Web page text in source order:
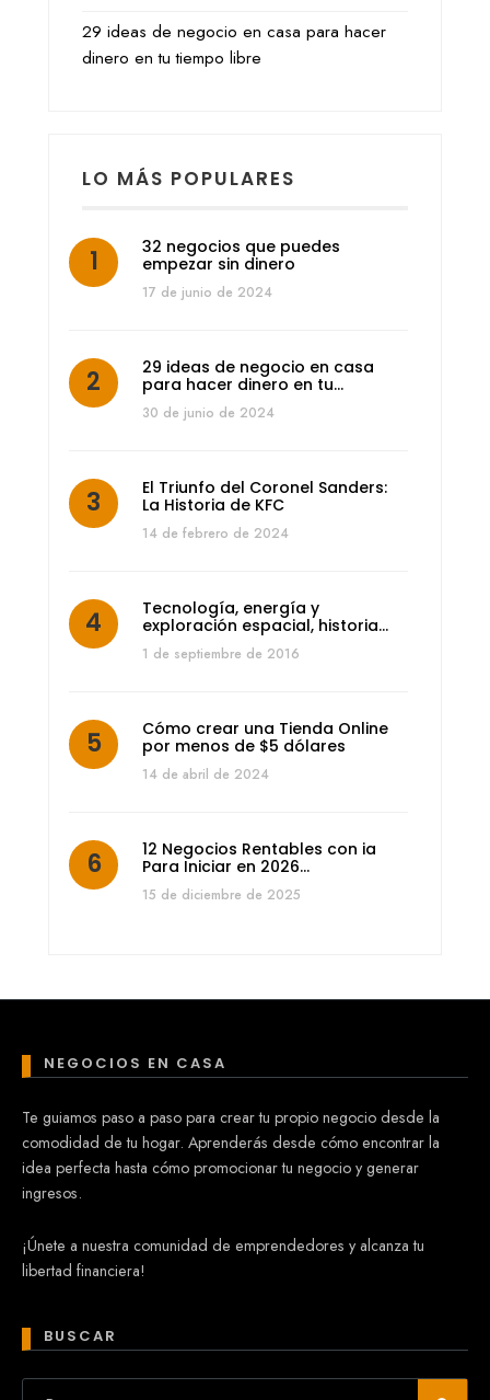
29 ideas de negocio en casa para hacer
dinero en tu tiempo libre
LO MÁS POPULARES
32 negocios que puedes
empezar sin dinero
17 de junio de 2024
29 ideas de negocio en casa
para hacer dinero en tu…
30 de junio de 2024
El Triunfo del Coronel Sanders:
La Historia de KFC
14 de febrero de 2024
Tecnología, energía y
exploración espacial, historia…
1 de septiembre de 2016
Cómo crear una Tienda Online
por menos de $5 dólares
14 de abril de 2024
12 Negocios Rentables con ia
Para Iniciar en 2026…
15 de diciembre de 2025
NEGOCIOS EN CASA
Te guiamos paso a paso para crear tu propio negocio desde la
comodidad de tu hogar. Aprenderás desde cómo encontrar la
idea perfecta hasta cómo promocionar tu negocio y generar
ingresos.
¡Únete a nuestra comunidad de emprendedores y alcanza tu
libertad financiera!
BUSCAR